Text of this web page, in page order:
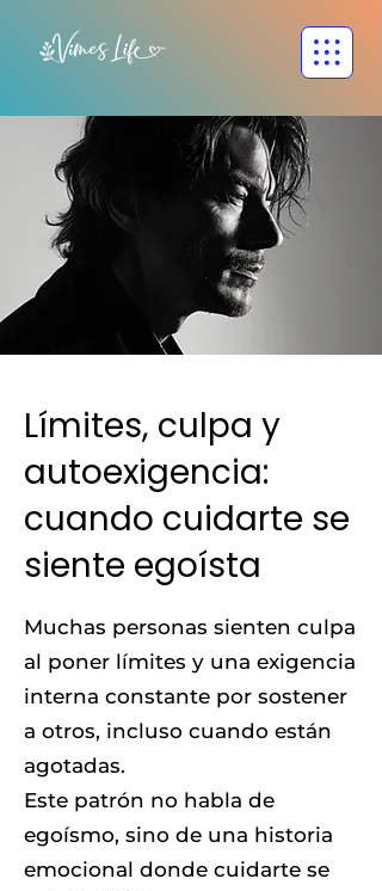
Límites, culpa y
autoexigencia:
cuando cuidarte se
siente egoísta
Muchas personas sienten culpa
al poner límites y una exigencia
interna constante por sostener
a otros, incluso cuando están
agotadas.
Este patrón no habla de
egoísmo, sino de una historia
emocional donde cuidarte se